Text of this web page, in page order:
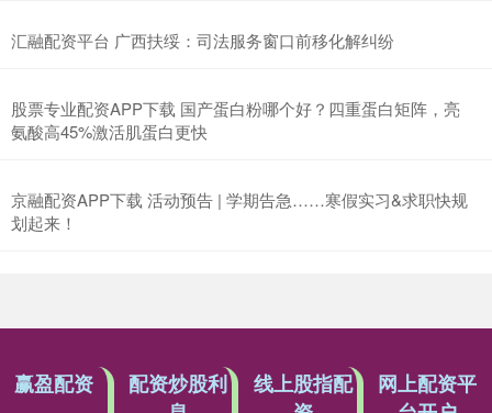
汇融配资平台 广西扶绥：司法服务窗口前移化解纠纷
股票专业配资APP下载 国产蛋白粉哪个好？四重蛋白矩阵，亮
氨酸高45%激活肌蛋白更快
京融配资APP下载 活动预告 | 学期告急……寒假实习&求职快规
划起来！
赢盈配资
配资炒股利
线上股指配
网上配资平